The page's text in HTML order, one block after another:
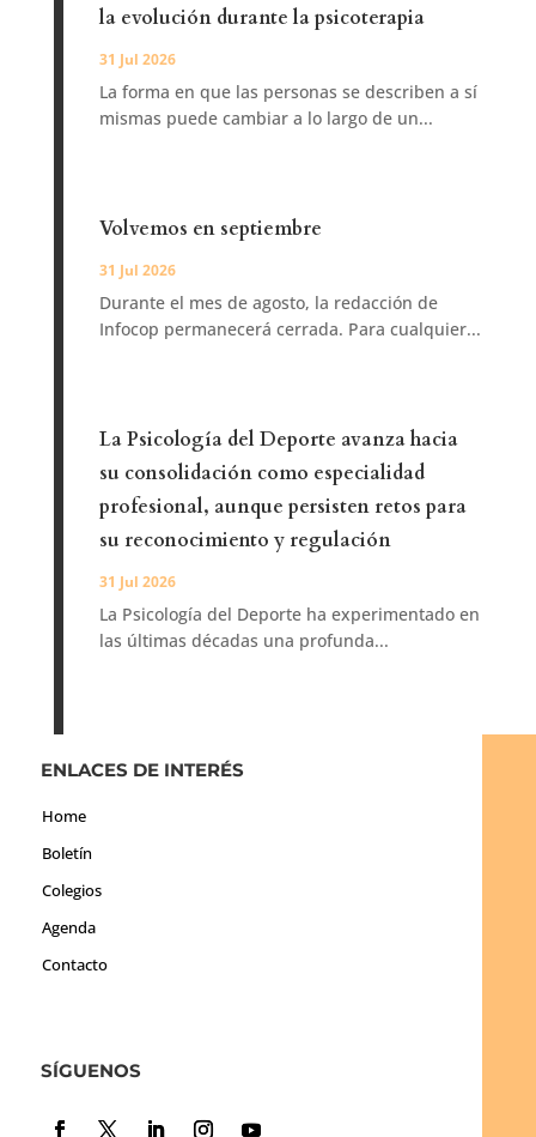
la evolución durante la psicoterapia
31 Jul 2026
La forma en que las personas se describen a sí
mismas puede cambiar a lo largo de un...
Volvemos en septiembre
31 Jul 2026
Durante el mes de agosto, la redacción de
Infocop permanecerá cerrada. Para cualquier...
La Psicología del Deporte avanza hacia
su consolidación como especialidad
profesional, aunque persisten retos para
su reconocimiento y regulación
31 Jul 2026
La Psicología del Deporte ha experimentado en
las últimas décadas una profunda...
ENLACES DE INTERÉS
Home
Boletín
Colegios
Agenda
Contacto
SÍGUENOS